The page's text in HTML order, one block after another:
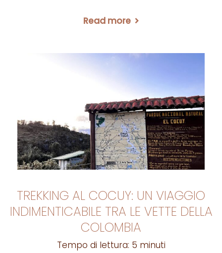
Read more
TREKKING AL COCUY: UN VIAGGIO
INDIMENTICABILE TRA LE VETTE DELLA
COLOMBIA
Tempo di lettura: 5 minuti